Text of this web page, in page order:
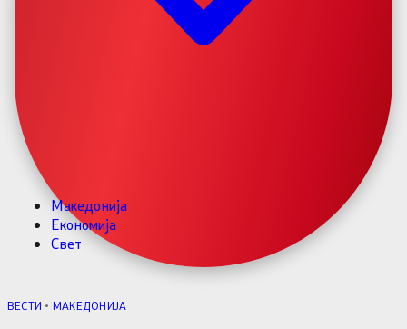
Македонија
Економија
Свет
ВЕСТИ • МАКЕДОНИЈА